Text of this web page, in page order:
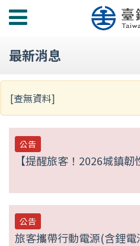
功
選
最新消息
[查無資料]
公告
【提醒旅客！2026城鎮韌
公告
旅客攜帶行動電源(含鋰